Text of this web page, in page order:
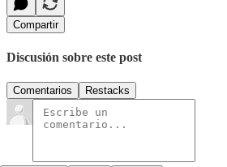
Compartir
Discusión sobre este post
Comentarios Restacks